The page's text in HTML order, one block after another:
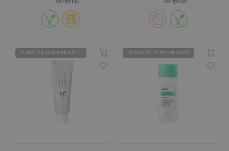
gewicht en kan door de dag
heen gemakkelijk opnieuw
worden aangebracht.
TIJDELIJK UITVERKOCHT TIJDELIJK UITVERKOCHT